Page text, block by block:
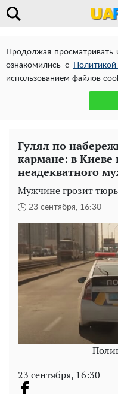
Продолжая
ознакомились с
использованием файлов
Гулял по
кармане: в Киеве
неадекватного
Мужчине грозит
23 сентября, 16:30
23 сентября, 16:30